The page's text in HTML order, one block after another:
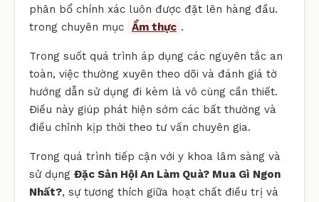
phân bổ chính xác luôn được đặt lên hàng đầu.
trong chuyên mục
Ẩm thực .
Trong suốt quá trình áp dụng các nguyên tắc an
toàn, việc thường xuyên theo dõi và đánh giá tờ
hướng dẫn sử dụng đi kèm là vô cùng cần thiết.
Điều này giúp phát hiện sớm các bất thường và
điều chỉnh kịp thời theo tư vấn chuyên gia.
Trong quá trình tiếp cận với y khoa lâm sàng và
sử dụng Đặc Sản Hội An Làm Quà? Mua Gì Ngon
Nhất?, sự tương thích giữa hoạt chất điều trị và